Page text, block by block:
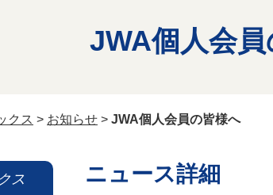
JWA個人会
クス > お知らせ > JWA個人会員の皆様へ
ニュース詳細
ス